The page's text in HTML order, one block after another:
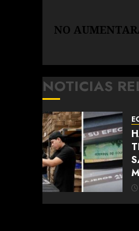
entrada:
NO
NOTICIAS